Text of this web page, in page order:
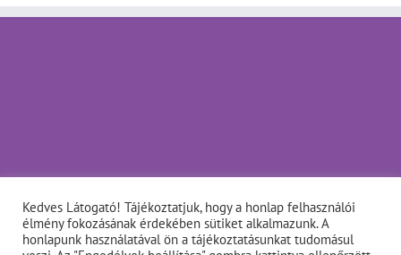
Kedves Látogató! Tájékoztatjuk, hogy a honlap felhasználói
élmény fokozásának érdekében sütiket alkalmazunk. A
honlapunk használatával ön a tájékoztatásunkat tudomásul